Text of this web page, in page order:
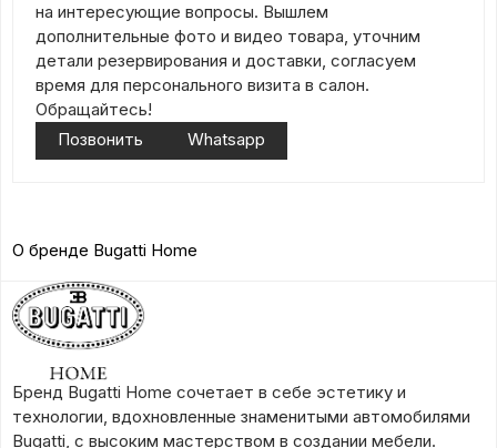
на интересующие вопросы. Вышлем
дополнительные фото и видео товара, уточним
детали резервирования и доставки, согласуем
время для персонального визита в салон.
Обращайтесь!
Позвонить
Whatsapp
О бренде Bugatti Home
Бренд Bugatti Home сочетает в себе эстетику и
технологии, вдохновленные знаменитыми автомобилями
Bugatti, с высоким мастерством в создании мебели.